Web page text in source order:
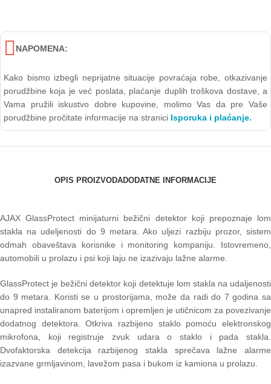
NAPOMENA:
Kako bismo izbegli neprijatne situacije povraćaja robe, otkazivanje
porudžbine koja je već poslata, plaćanje duplih troškova dostave, a
Vama pružili iskustvo dobre kupovine, molimo Vas da pre Vaše
porudžbine pročitate informacije na stranici Isporuka i plaćanje.
OPIS PROIZVODADODATNE INFORMACIJE
AJAX GlassProtect minijaturni bežični detektor koji prepoznaje lom
stakla na udeljenosti do 9 metara. Ako uljezi razbiju prozor, sistem
odmah obaveštava korisnike i monitoring kompaniju. Istovremeno,
automobili u prolazu i psi koji laju ne izazivaju lažne alarme.
GlassProtect je bežični detektor koji detektuje lom stakla na udaljenosti
do 9 metara. Koristi se u prostorijama, može da radi do 7 godina sa
unapred instaliranom baterijom i opremljen je utičnicom za povezivanje
dodatnog detektora. Otkriva razbijeno staklo pomoću elektronskog
mikrofona, koji registruje zvuk udara o staklo i pada stakla.
Dvofaktorska detekcija razbijenog stakla sprečava lažne alarme
izazvane grmljavinom, lavežom pasa i bukom iz kamiona u prolazu.